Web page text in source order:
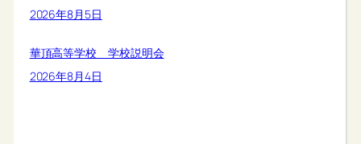
2026年8月5日
華頂高等学校 学校説明会
2026年8月4日